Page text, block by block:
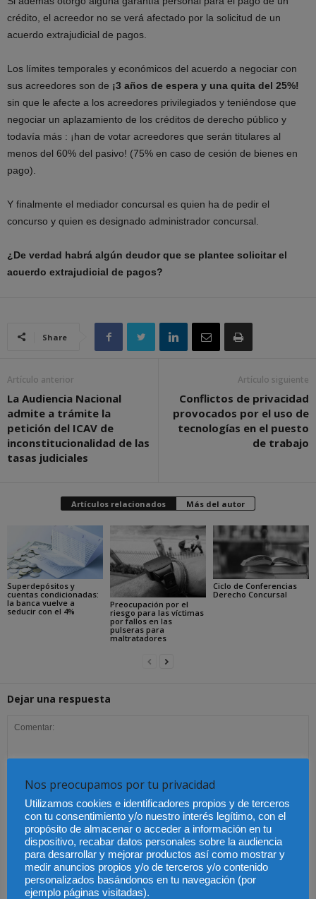
crédito, el acreedor no se verá afectado por la solicitud de un
acuerdo extrajudicial de pagos.
Los límites temporales y económicos del acuerdo a negociar con
sus acreedores son de ¡3 años de espera y una quita del 25%!
sin que le afecte a los acreedores privilegiados y teniéndose que
negociar un aplazamiento de los créditos de derecho público y
todavía más : ¡han de votar acreedores que serán titulares al
menos del 60% del pasivo! (75% en caso de cesión de bienes en
pago).
Y finalmente el mediador concursal es quien ha de pedir el
concurso y quien es designado administrador concursal.
¿De verdad habrá algún deudor que se plantee solicitar el
acuerdo extrajudicial de pagos?
Share
Artículo anterior
La Audiencia Nacional
admite a trámite la
petición del ICAV de
inconstitucionalidad de las
tasas judiciales
Artículo siguiente
Conflictos de privacidad
provocados por el uso de
tecnologías en el puesto
de trabajo
Artículos relacionados Más del autor
Superdepósitos y
cuentas condicionadas:
la banca vuelve a
seducir con el 4%
Preocupación por el
riesgo para las víctimas
por fallos en las
pulseras para
maltratadores
Ciclo de Conferencias
Derecho Concursal
Dejar una respuesta
Nos preocupamos por tu privacidad
Utilizamos cookies e identificadores propios y de terceros
con tu consentimiento y/o nuestro interés legítimo, con el
propósito de almacenar o acceder a información en tu
dispositivo, recabar datos personales sobre la audiencia
para desarrollar y mejorar productos así como mostrar y
medir anuncios propios y/o de terceros y/o contenido
personalizados basándonos en tu navegación (por
ejemplo páginas visitadas).